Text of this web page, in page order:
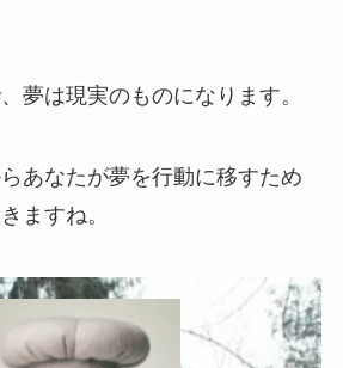
夢は現実のものになります。
あなたが夢を行動に移すため
ますね。